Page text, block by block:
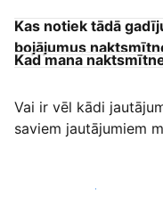
Kas notiek tādā
bojājumus
Kad mana
Vai ir vēl kādi
saviem jautājumiem
Sākt uzņemt viesus